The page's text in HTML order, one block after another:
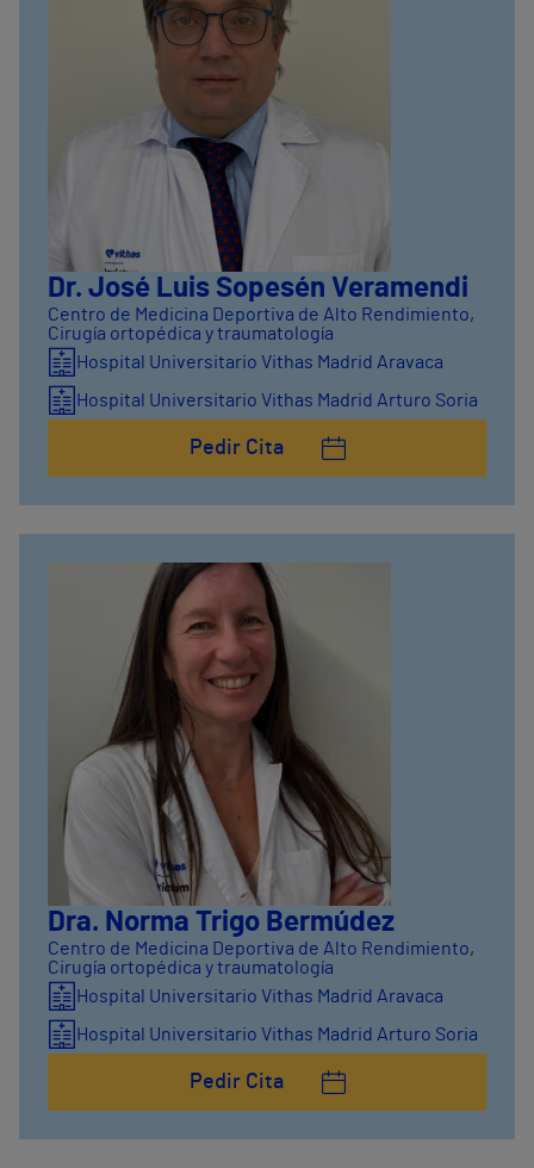
Dr. José Luis Sopesén Veramendi
Centro de Medicina Deportiva de Alto Rendimiento,
Cirugía ortopédica y traumatología
Hospital Universitario Vithas Madrid Aravaca
Hospital Universitario Vithas Madrid Arturo Soria
Pedir Cita
Dra. Norma Trigo Bermúdez
Centro de Medicina Deportiva de Alto Rendimiento,
Cirugía ortopédica y traumatología
Hospital Universitario Vithas Madrid Aravaca
Hospital Universitario Vithas Madrid Arturo Soria
Pedir Cita